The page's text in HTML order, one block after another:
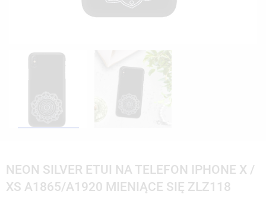
NEON SILVER ETUI NA TELEFON IPHONE X /
XS A1865/A1920 MIENIĄCE SIĘ ZLZ118